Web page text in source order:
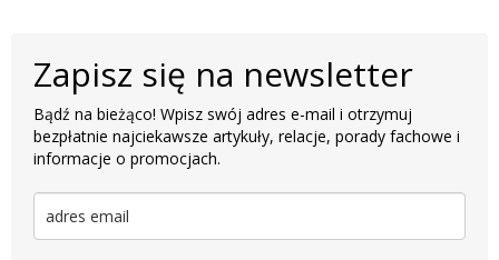
Zapisz się na newsletter
Bądź na bieżąco! Wpisz swój adres e-mail i otrzymuj
bezpłatnie najciekawsze artykuły, relacje, porady fachowe i
informacje o promocjach.